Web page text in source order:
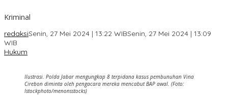
Kriminal
redaksiSenin, 27 Mei 2024 | 13:22 WIBSenin, 27 Mei 2024 | 13:09
WIB
Hukum
Ilustrasi. Polda Jabar mengungkap 8 terpidana kasus pembunuhan Vina
Cirebon diminta oleh pengacara mereka mencabut BAP awal. (Foto:
Istockphoto/menonsstocks)